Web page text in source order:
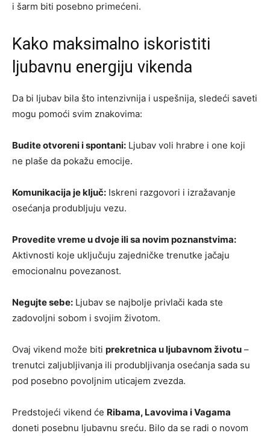
i šarm biti posebno primećeni.
Kako maksimalno iskoristiti
ljubavnu energiju vikenda
Da bi ljubav bila što intenzivnija i uspešnija, sledeći saveti
mogu pomoći svim znakovima:
Budite otvoreni i spontani: Ljubav voli hrabre i one koji
ne plaše da pokažu emocije.
Komunikacija je ključ: Iskreni razgovori i izražavanje
osećanja produbljuju vezu.
Provedite vreme u dvoje ili sa novim poznanstvima:
Aktivnosti koje uključuju zajedničke trenutke jačaju
emocionalnu povezanost.
Negujte sebe: Ljubav se najbolje privlači kada ste
zadovoljni sobom i svojim životom.
Ovaj vikend može biti prekretnica u ljubavnom životu –
trenutci zaljubljivanja ili produbljivanja osećanja sada su
pod posebno povoljnim uticajem zvezda.
Predstojeći vikend će Ribama, Lavovima i Vagama
doneti posebnu ljubavnu sreću. Bilo da se radi o novom